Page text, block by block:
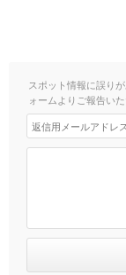
スポット情報に誤り
ォームよりご報告い